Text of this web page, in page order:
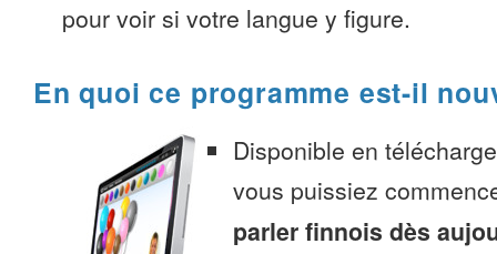
pour voir si votre langue y figure.
En quoi ce programme est-il
Disponible en
vous puissiez
parler finnois dès